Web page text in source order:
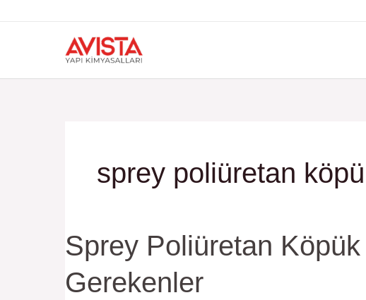
sprey poliüretan
Sprey Poliüretan
Gerekenler
Sprey
Poliüretan
Köpük
m²